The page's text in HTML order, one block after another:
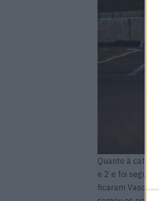
Quanto à
e 2 e foi
ficaram Vasco